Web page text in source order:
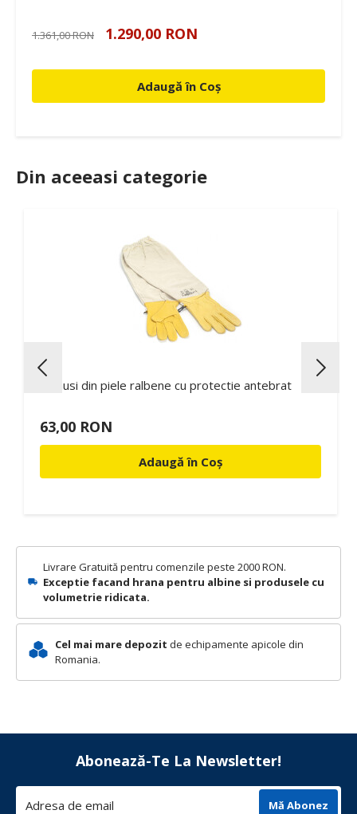
Livrare Gratuită pentru comenzile peste 2000 RON.
Exceptie facand hrana pentru albine si produsele cu
volumetrie ridicata.
Cel mai mare depozit de echipamente apicole din
Romania.
1.361,00 RON 1.290,00 RON
Adaugă în Coș
Din aceeasi categorie
Manusi din piele ralbene cu protectie antebrat
63,00 RON
Adaugă în Coș
Abonează-Te La Newsletter!
Mă Abonez